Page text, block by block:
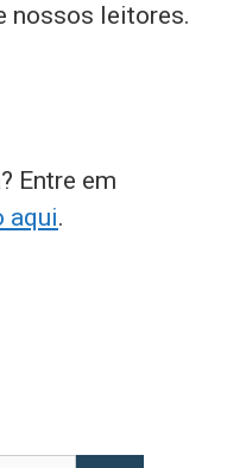
nossos leitores.
Entre em
aqui.